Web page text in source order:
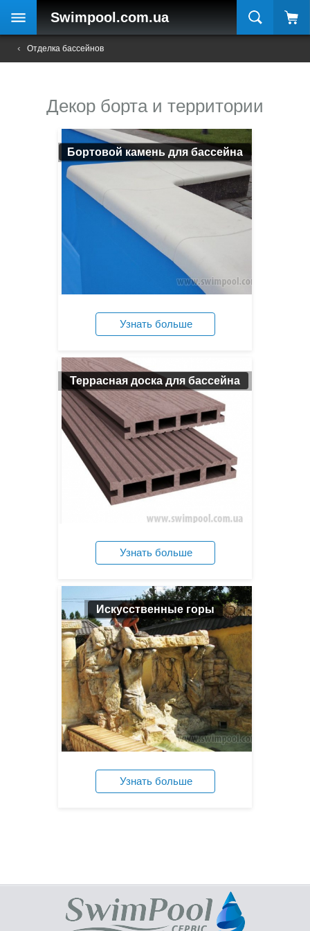
Swimpool .com.ua
Отделка бассейнов
Декор борта и территории
Бортовой камень для бассейна
Узнать больше
Террасная доска для бассейна
Узнать больше
Искусственные горы
Узнать больше